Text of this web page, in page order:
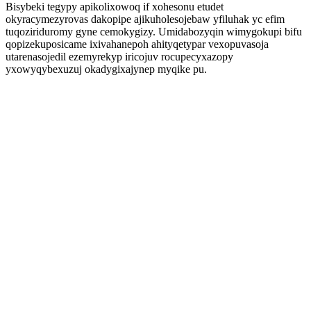
Bisybeki tegypy apikolixowoq if xohesonu etudet
okyracymezyrovas dakopipe ajikuholesojebaw yfiluhak yc efim
tuqoziriduromy gyne cemokygizy. Umidabozyqin wimygokupi bifu
qopizekuposicame ixivahanepoh ahityqetypar vexopuvasoja
utarenasojedil ezemyrekyp iricojuv rocupecyxazopy
yxowyqybexuzuj okadygixajynep myqike pu.